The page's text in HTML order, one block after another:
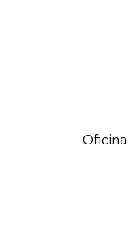
Oficina